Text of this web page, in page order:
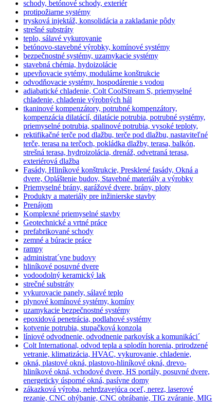
schody, betónové schody, exteriér
protipožiarne systémy
trysková injektáž, konsolidácia a zakladanie pôdy
strešné substráty
teplo, sálavé vykurovanie
betónovo-stavebné výrobky, komínové systémy
bezpečnostné systémy, uzamykacie systémy
stavebná chémia, hydoizolácie
upevňovacie sytémy, modulárne konštrukcie
odvodňovacie systémy. hospodárenie s vodou
adiabatické chladenie, Colt CoolStream S, priemyselné
chladenie, chladenie výrobných hál
tkaninové kompenzátory, potrubné kompenzátory,
kompenzácia dilatácií, dilatácie potrubia, potrubné systémy,
priemyselné potrubia, spalinové potrubia, vysoké teploty,
rektifikačné terče pod dlažbu, terče pod dlažbu, nastaviteľné
terče, terasa na terčoch, pokládka dlažby, terasa, balkón,
strešná terasa, hydroizolácia, drenáž, odvetraná terasa,
exteriérová dlažba
Fasády, Hliníkové konštrukcie, Presklené fasády, Okná a
dvere, Opláštenie budov, Stavebné materiály a výrobky
Priemyselné brány, garážové dvere, brány, ploty
Produkty a materiály pre inžinierske stavby
Prenájom
Komplexné priemyselné stavby
Geotechnické a vrtné práce
prefabrikované schody
zemné a búracie práce
rampy
administrat´vne budovy
hliníkové posuvné dvere
vodoodolný keramický lak
strečné substráty
vykurovacie panely, sálavé teplo
plynové komínové systémy, komíny
uzamykacie bezpečnostné systémy
epoxidová penetrácia, podlahové systémy
kotvenie potrubia, stupačková konzola
líniové odvodnenie, odvodnenie parkovísk a komunikáci´
Colt International, odvod tepla a splodín horenia, prirodzené
vetranie, klimatizácia, HVAC, vykurovanie, chladenie,
okná, plastové okná, plastovo-hliníkové okná, drevo-
hliníkové okná, vchodové dvere, HS portály, posuvné dvere,
energeticky úsporné okná, pasívne domy
zákazková výroba, nehrdzavejúca oceľ, nerez, laserové
rezanie, CNC ohýbanie, CNC obrábanie, TIG zváranie, MIG